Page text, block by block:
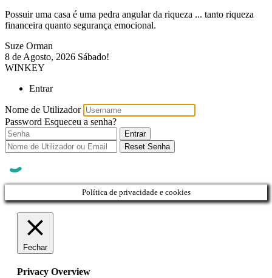
Possuir uma casa é uma pedra angular da riqueza ... tanto riqueza
financeira quanto segurança emocional.
Suze Orman
8 de Agosto, 2026 Sábado!
WINKEY
Entrar
Nome de Utilizador
Password Esqueceu a senha?
Entrar
Reset Senha
Política de privacidade e cookies
Fechar
Privacy Overview